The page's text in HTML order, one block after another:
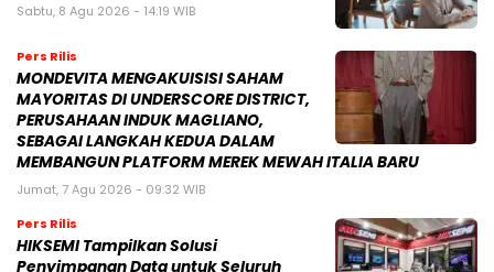
Sabtu, 8 Agu 2026 - 14:19 WIB
Pers Rilis
MONDEVITA MENGAKUISISI SAHAM
MAYORITAS DI UNDERSCORE DISTRICT,
PERUSAHAAN INDUK MAGLIANO,
SEBAGAI LANGKAH KEDUA DALAM
MEMBANGUN PLATFORM MEREK MEWAH ITALIA BARU
Jumat, 7 Agu 2026 - 09:32 WIB
Pers Rilis
HIKSEMI Tampilkan Solusi
Penyimpanan Data untuk Seluruh